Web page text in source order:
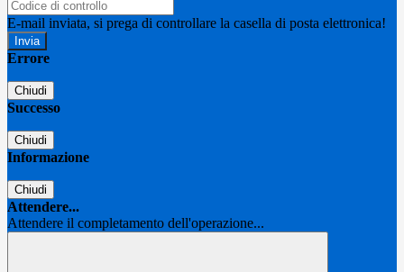
E-mail inviata, si prega di controllare la casella di posta elettronica!
Errore
Chiudi
Successo
Chiudi
Informazione
Chiudi
Attendere...
Attendere il completamento dell'operazione...